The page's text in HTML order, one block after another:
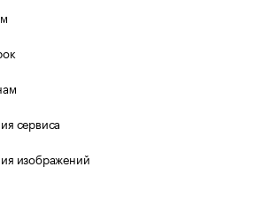
сервиса
изображений